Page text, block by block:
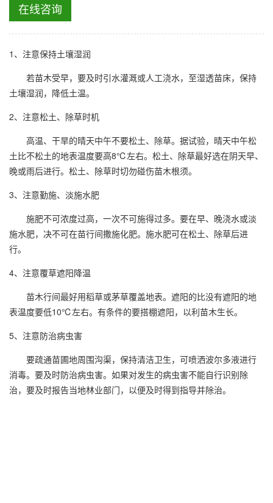
在线咨询
1、注意保持土壤湿润
若苗木受早，要及时引水灌溉或人工浇水，至湿透苗床，保持
土壤湿润，降低土温。
2、注意松土、除草时机
高温、干旱的晴天中午不要松土、除草。据试验，晴天中午松
土比不松土的地表温度要高8℃左右。松土、除草最好选在阴天早、
晚或雨后进行。松土、除草时切勿碰伤苗木根须。
3、注意勤施、淡施水肥
施肥不可浓度过高，一次不可施得过多。要在早、晚浇水或淡
施水肥，决不可在苗行间撒施化肥。施水肥可在松土、除草后进
行。
4、注意覆草遮阳降温
苗木行间最好用稻草或茅草覆盖地表。遮阳的比没有遮阳的地
表温度要低10℃左右。有条件的要搭棚遮阳，以利苗木生长。
5、注意防治病虫害
要疏通苗圃地周围沟渠，保持清洁卫生，可喷洒波尔多液进行
消毒。要及时防治病虫害。如果对发生的病虫害不能自行识别除
治，要及时报告当地林业部门，以便及时得到指导并除治。